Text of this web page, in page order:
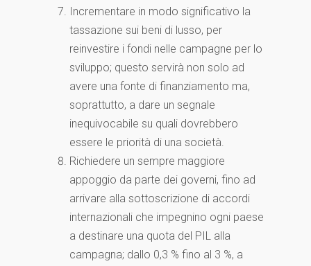
Incrementare in modo significativo la
tassazione sui beni di lusso, per
reinvestire i fondi nelle campagne per lo
sviluppo; questo servirà non solo ad
avere una fonte di finanziamento ma,
soprattutto, a dare un segnale
inequivocabile su quali dovrebbero
essere le priorità di una società.
Richiedere un sempre maggiore
appoggio da parte dei governi, fino ad
arrivare alla sottoscrizione di accordi
internazionali che impegnino ogni paese
a destinare una quota del PIL alla
campagna; dallo 0,3 % fino al 3 %, a